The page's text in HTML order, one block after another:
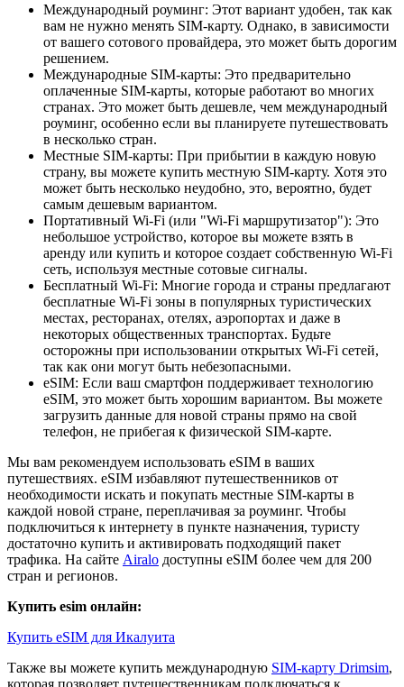
Международный роуминг: Этот вариант удобен, так как
вам не нужно менять SIM-карту. Однако, в зависимости
от вашего сотового провайдера, это может быть дорогим
решением.
Международные SIM-карты: Это предварительно
оплаченные SIM-карты, которые работают во многих
странах. Это может быть дешевле, чем международный
роуминг, особенно если вы планируете путешествовать
в несколько стран.
Местные SIM-карты: При прибытии в каждую новую
страну, вы можете купить местную SIM-карту. Хотя это
может быть несколько неудобно, это, вероятно, будет
самым дешевым вариантом.
Портативный Wi-Fi (или "Wi-Fi маршрутизатор"): Это
небольшое устройство, которое вы можете взять в
аренду или купить и которое создает собственную Wi-Fi
сеть, используя местные сотовые сигналы.
Бесплатный Wi-Fi: Многие города и страны предлагают
бесплатные Wi-Fi зоны в популярных туристических
местах, ресторанах, отелях, аэропортах и даже в
некоторых общественных транспортах. Будьте
осторожны при использовании открытых Wi-Fi сетей,
так как они могут быть небезопасными.
eSIM: Если ваш смартфон поддерживает технологию
eSIM, это может быть хорошим вариантом. Вы можете
загрузить данные для новой страны прямо на свой
телефон, не прибегая к физической SIM-карте.
Мы вам рекомендуем использовать eSIM в ваших
путешествиях. eSIM избавляют путешественников от
необходимости искать и покупать местные SIM-карты в
каждой новой стране, переплачивая за роуминг. Чтобы
подключиться к интернету в пункте назначения, туристу
достаточно купить и активировать подходящий пакет
трафика. На сайте Airalo доступны eSIM более чем для 200
стран и регионов.
Купить esim онлайн:
Купить eSIM для Икалуита
Также вы можете купить международную SIM-карту Drimsim,
которая позволяет путешественникам подключаться к